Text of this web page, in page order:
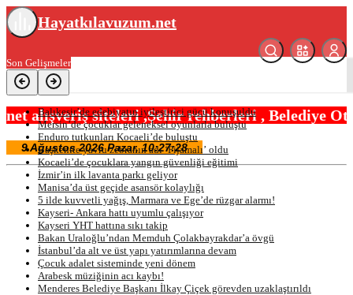
Hayatkılavuzum.net
Son Gelişmeler
Balıkesir’de edebiyatın iyileştirici gücü konuşuldu
Mersin’de çocuklar geleneksel oyunlarla buluştu
Enduro tutkunları Kocaeli’de buluştu
Başkentte yavru zebranın adı ‘Pijamalı’ oldu
Kocaeli’de çocuklara yangın güvenliği eğitimi
İzmir’in ilk lavanta parkı geliyor
Manisa’da üst geçide asansör kolaylığı
5 ilde kuvvetli yağış, Marmara ve Ege’de rüzgar alarmı!
Kayseri- Ankara hattı uyumlu çalışıyor
Kayseri YHT hattına sıkı takip
Bakan Uraloğlu’ndan Memduh Çolakbayrakdar’a övgü
İstanbul’da alt ve üst yapı yatırımlarına devam
Çocuk adalet sisteminde yeni dönem
Arabesk müziğinin acı kaybı!
Menderes Belediye Başkanı İlkay Çiçek görevden uzaklaştırıldı
siteleri ,Şehir rehberleri , Belediye